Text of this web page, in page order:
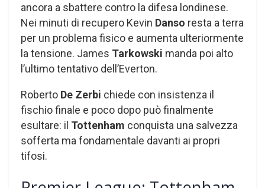
ancora a sbattere contro la difesa londinese.
Nei minuti di recupero Kevin Danso resta a terra
per un problema fisico e aumenta ulteriormente
la tensione. James Tarkowski manda poi alto
l’ultimo tentativo dell’Everton.
Roberto De Zerbi chiede con insistenza il
fischio finale e poco dopo può finalmente
esultare: il Tottenham conquista una salvezza
sofferta ma fondamentale davanti ai propri
tifosi.